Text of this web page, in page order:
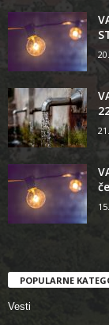
POPULARNE
Vesti